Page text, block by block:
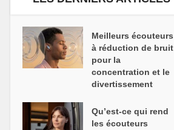
Meilleurs écouteurs
à réduction de bruit
pour la
concentration et le
divertissement
Qu’est-ce qui rend
les écouteurs